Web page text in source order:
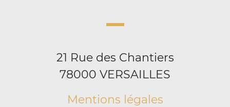
21 Rue des Chantiers
78000 VERSAILLES
Mentions légales